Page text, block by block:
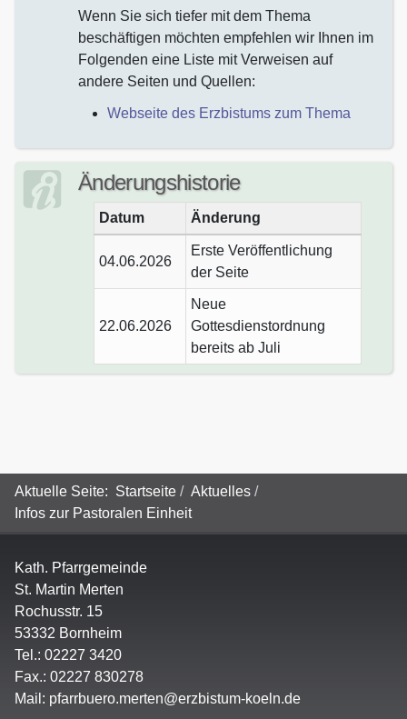
Wenn Sie sich tiefer mit dem Thema
beschäftigen möchten empfehlen wir Ihnen im
Folgenden eine Liste mit Verweisen auf
andere Seiten und Quellen:
Webseite des Erzbistums zum Thema
Änderungshistorie
Datum Änderung
04.06.2026
Erste Veröffentlichung
der Seite
22.06.2026
Neue
Gottesdienstordnung
bereits ab Juli
Aktuelle Seite: Startseite
Aktuelles
Infos zur Pastoralen Einheit
Kath. Pfarrgemeinde
St. Martin Merten
Rochusstr. 15
53332 Bornheim
Tel.: 02227 3420
Fax.: 02227 830278
Mail: pfarrbuero.merten@erzbistum-koeln.de